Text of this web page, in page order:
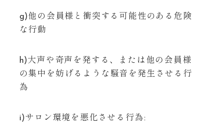
g)他の会員様と衝突する可能性のある危険
な行動
h)大声や奇声を発する、または他の会員様
の集中を妨げるような騒音を発生させる行
為
i)サロン環境を悪化させる行為: